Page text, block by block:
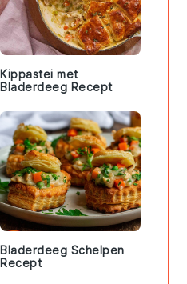
Kippastei met
Bladerdeeg Recept
Bladerdeeg Schelpen
Recept